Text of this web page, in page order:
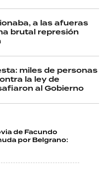
a las afueras
brutal represión
miles de personas
la ley de
al Gobierno
de Facundo
por Belgrano: